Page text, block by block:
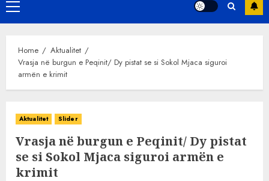
Primary
Menu
Home
Aktualitet
Vrasja në burgun e Peqinit/ Dy pistat se si Sokol Mjaca siguroi
armën e krimit
Aktualitet Slider
Vrasja në burgun e Peqinit/ Dy pistat
se si Sokol Mjaca siguroi armën e
krimit